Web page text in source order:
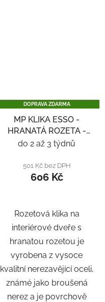
DOPRAVA ZDARMA
MP KLIKA ESSO -
HRANATÁ ROZETA -
NEREZ
do 2 až 3 týdnů
501 Kč bez DPH
606 Kč
Rozetová klika na
interiérové ​​dveře s
hranatou rozetou je
vyrobena z vysoce
kvalitní nerezavějící oceli,
známé jako broušená
nerez a je povrchově